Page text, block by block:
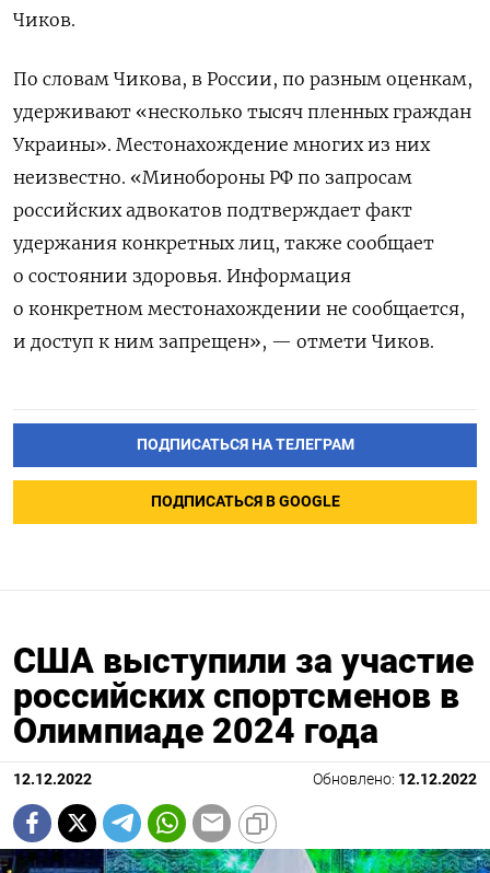
Чиков.
По словам Чикова, в России, по разным оценкам,
удерживают «несколько тысяч пленных граждан
Украины». Местонахождение многих из них
неизвестно. «Минобороны РФ по запросам
российских адвокатов подтверждает факт
удержания конкретных лиц, также сообщает
о состоянии здоровья. Информация
о конкретном местонахождении не сообщается,
и доступ к ним запрещен», — отмети Чиков.
ПОДПИСАТЬСЯ НА ТЕЛЕГРАМ
ПОДПИСАТЬСЯ В GOOGLE
США выступили за участие
российских спортсменов в
Олимпиаде 2024 года
12.12.2022 Обновлено: 12.12.2022